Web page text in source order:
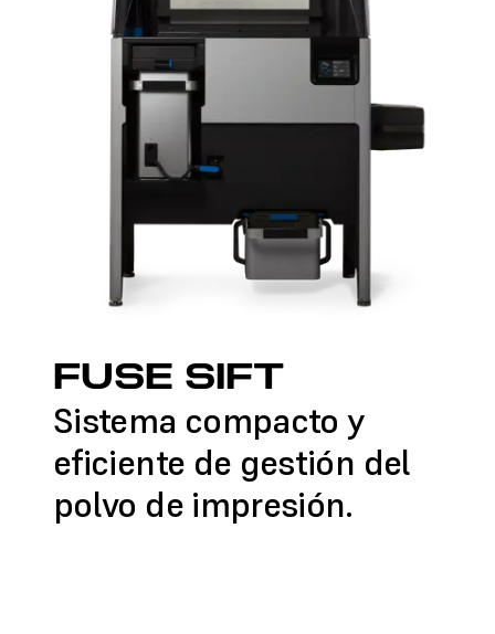
FUSE SIFT
Sistema compacto y
eficiente de gestión del
polvo de impresión.